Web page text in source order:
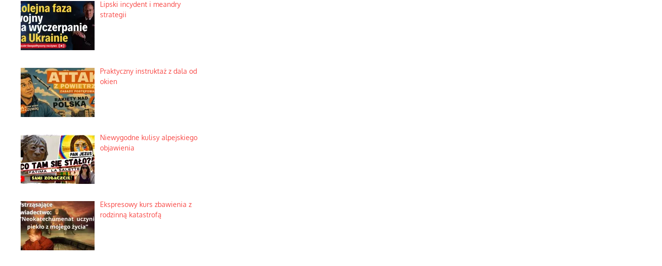
Lipski incydent i meandry
strategii
Praktyczny instruktaż z dala od
okien
Niewygodne kulisy alpejskiego
objawienia
Ekspresowy kurs zbawienia z
rodzinną katastrofą